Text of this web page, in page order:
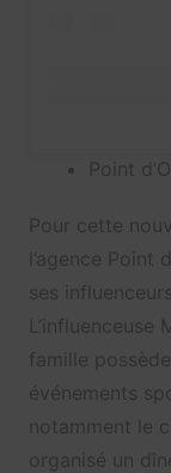
Point
Pour cette
l’agence Point
ses
famille
événements
notamment le
organisé un